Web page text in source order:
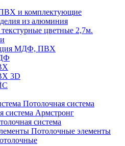
и комплектующие
из алюминия
цветные 2,7м.
МДФ, ПВХ
3D
Потолочная система
система Армстронг
система
Потолочные элементы